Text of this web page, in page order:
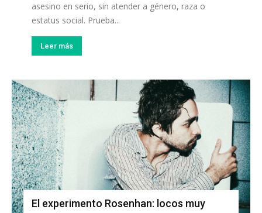
asesino en serio, sin atender a género, raza o
estatus social. Prueba...
Leer más
El experimento Rosenhan: locos muy